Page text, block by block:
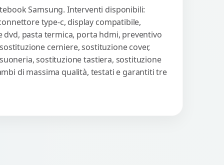
Samsung. Interventi disponibili:
type-c, display compatibile,
pasta termica, porta hdmi, preventivo
cerniere, sostituzione cover,
sostituzione tastiera, sostituzione
di massima qualità, testati e garantiti tre